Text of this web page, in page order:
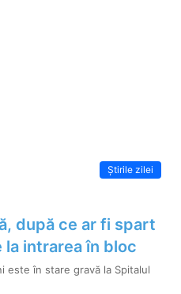
Știrile zilei
după ce ar fi spart
la intrarea în bloc
este în stare gravă la Spitalul